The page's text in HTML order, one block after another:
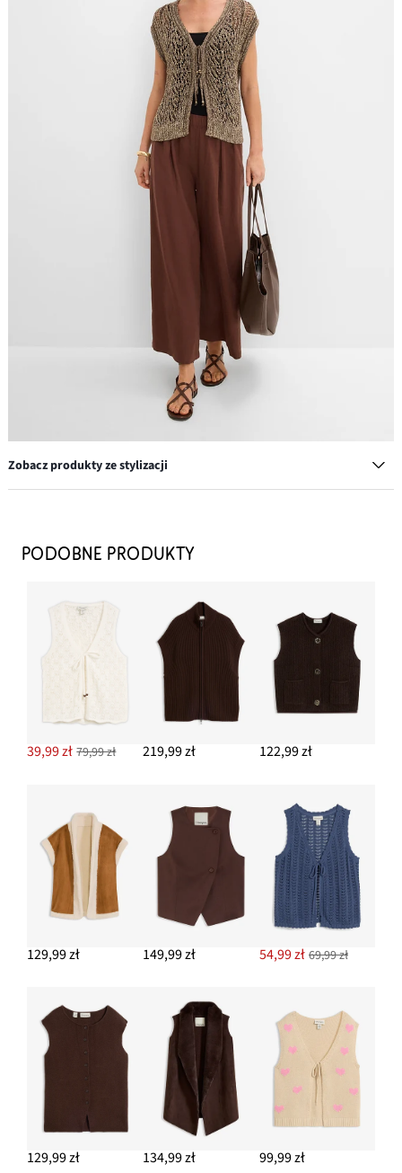
Zobacz produkty ze stylizacji
79,99 zł
Bawełniany top na wąskich ramiączkach (2 szt.)
DODAJ DO KOSZYKA
Kolczyki wkrętki o młotkowanej fakturze
49,99 zł
cena
47,99 zł
Przeceniono
54,99 zł
54,99 zł
DODAJ DO KOSZYKA
PODOBNE PRODUKTY
39,99 zł 79,99 zł 219,99 zł 122,99 zł
129,99 zł 149,99 zł 54,99 zł 69,99 zł
129,99 zł 134,99 zł 99,99 zł